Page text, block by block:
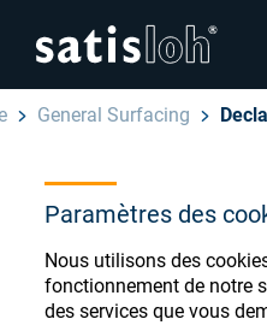
Paramètres des
Nous utilisons des
fonctionnement de notre
des services que vous
Français
Ophtalmique
cacher la
English
Deutsch
General Surfacing
Magasin de